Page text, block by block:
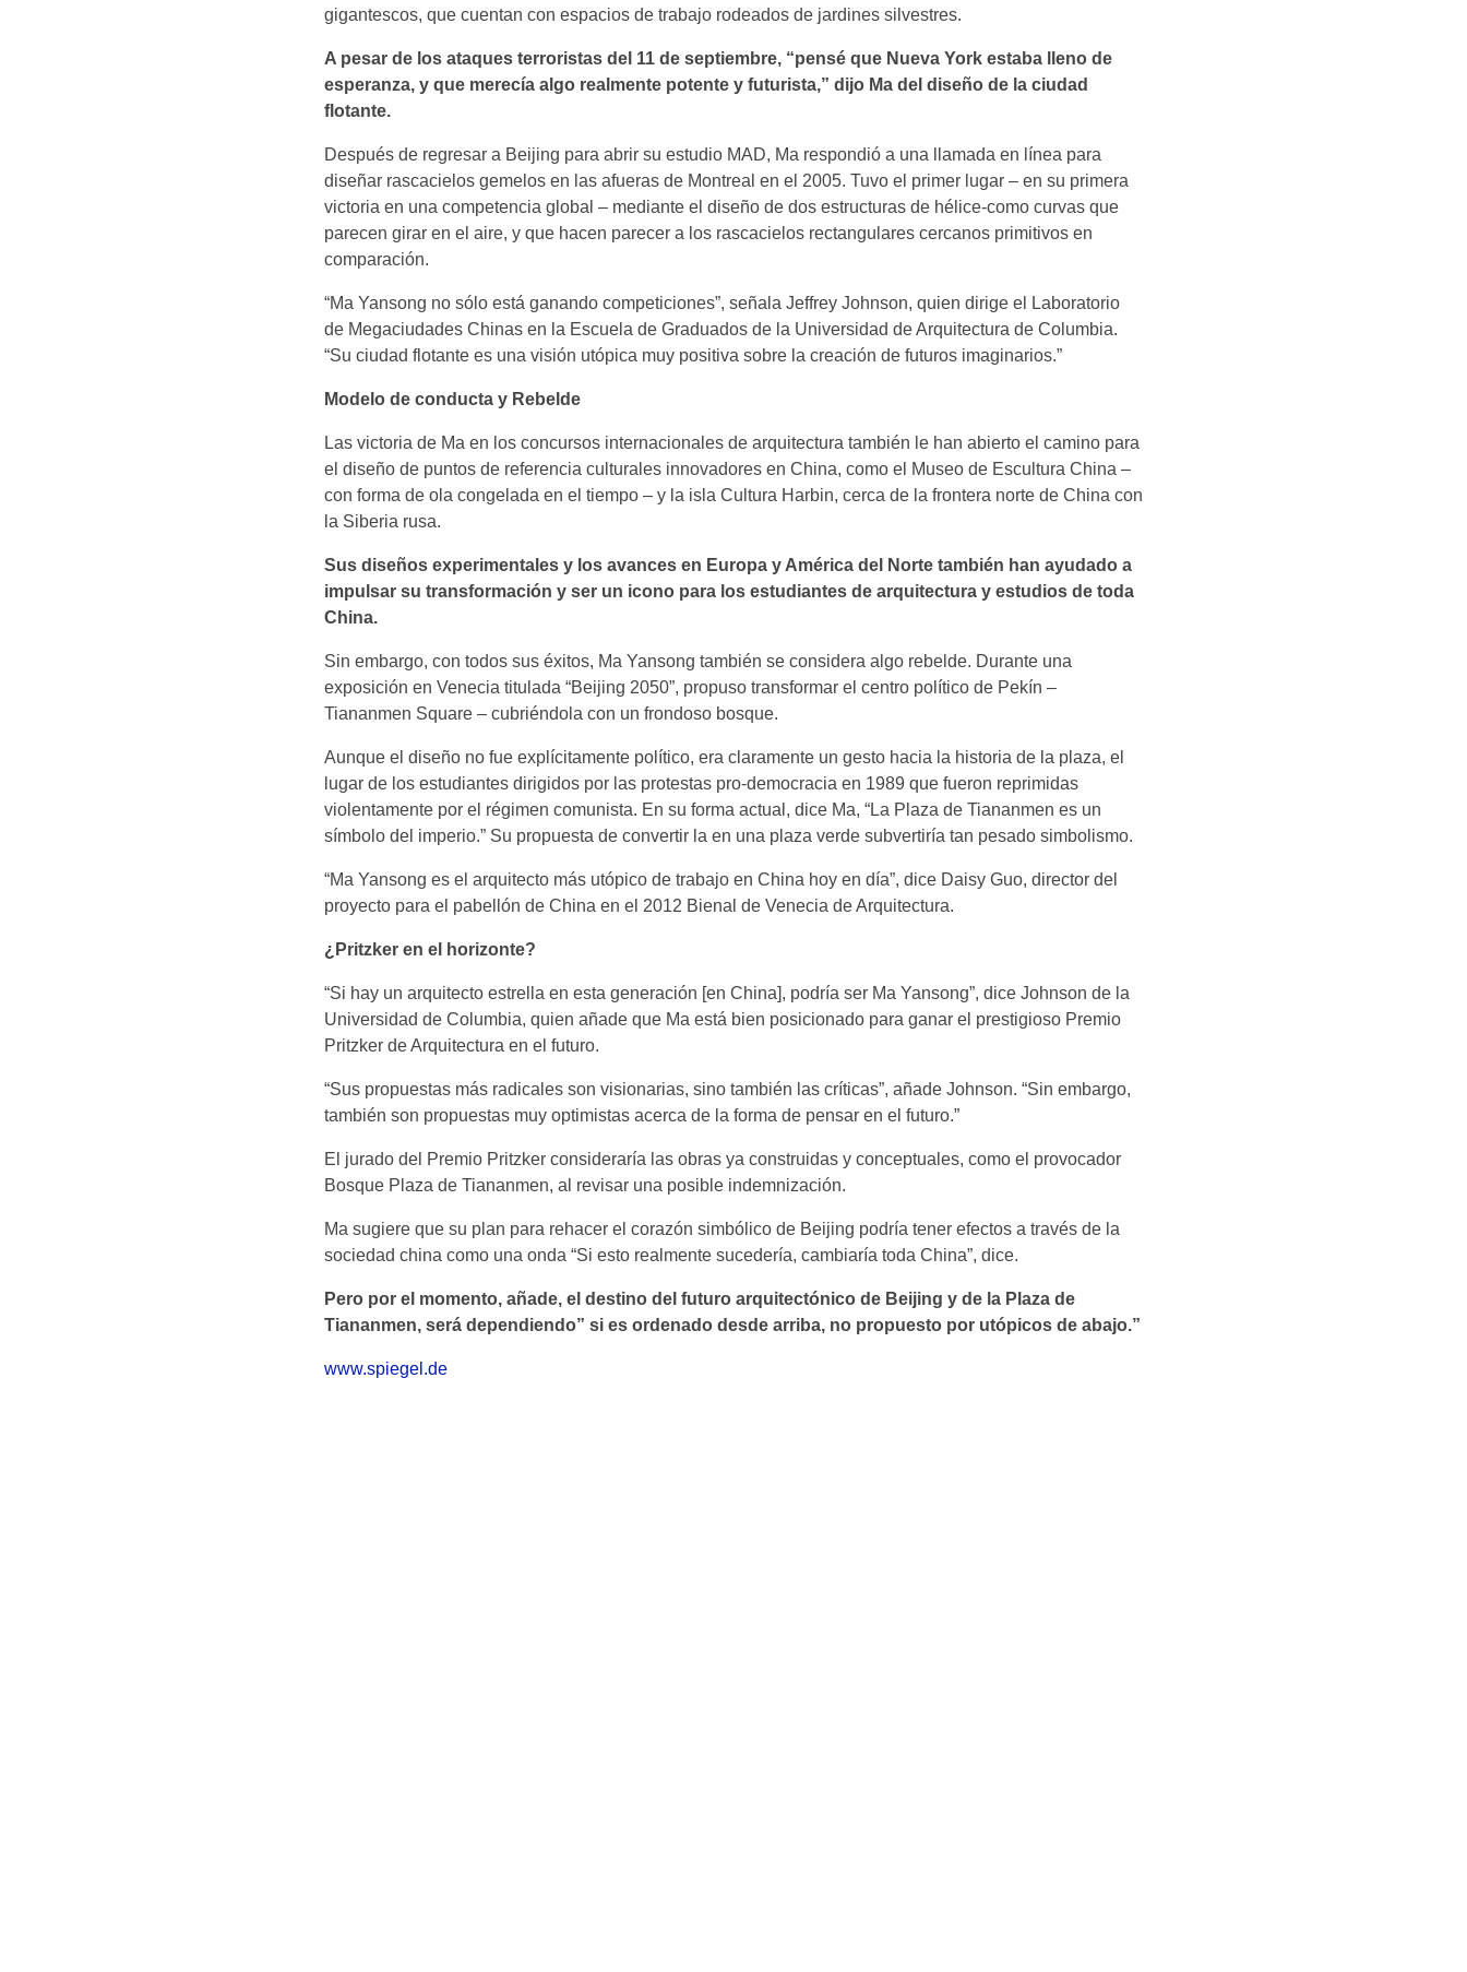
gigantescos, que cuentan con espacios de trabajo rodeados de jardines silvestres.
A pesar de los ataques terroristas del 11 de septiembre, “pensé que Nueva York estaba lleno de
esperanza, y que merecía algo realmente potente y futurista,” dijo Ma del diseño de la ciudad
flotante.
Después de regresar a Beijing para abrir su estudio MAD, Ma respondió a una llamada en línea para
diseñar rascacielos gemelos en las afueras de Montreal en el 2005. Tuvo el primer lugar – en su primera
victoria en una competencia global – mediante el diseño de dos estructuras de hélice-como curvas que
parecen girar en el aire, y que hacen parecer a los rascacielos rectangulares cercanos primitivos en
comparación.
“Ma Yansong no sólo está ganando competiciones”, señala Jeffrey Johnson, quien dirige el Laboratorio
de Megaciudades Chinas en la Escuela de Graduados de la Universidad de Arquitectura de Columbia.
“Su ciudad flotante es una visión utópica muy positiva sobre la creación de futuros imaginarios.”
Modelo de conducta y Rebelde
Las victoria de Ma en los concursos internacionales de arquitectura también le han abierto el camino para
el diseño de puntos de referencia culturales innovadores en China, como el Museo de Escultura China –
con forma de ola congelada en el tiempo – y la isla Cultura Harbin, cerca de la frontera norte de China con
la Siberia rusa.
Sus diseños experimentales y los avances en Europa y América del Norte también han ayudado a
impulsar su transformación y ser un icono para los estudiantes de arquitectura y estudios de toda
China.
Sin embargo, con todos sus éxitos, Ma Yansong también se considera algo rebelde. Durante una
exposición en Venecia titulada “Beijing 2050”, propuso transformar el centro político de Pekín –
Tiananmen Square – cubriéndola con un frondoso bosque.
Aunque el diseño no fue explícitamente político, era claramente un gesto hacia la historia de la plaza, el
lugar de los estudiantes dirigidos por las protestas pro-democracia en 1989 que fueron reprimidas
violentamente por el régimen comunista. En su forma actual, dice Ma, “La Plaza de Tiananmen es un
símbolo del imperio.” Su propuesta de convertir la en una plaza verde subvertiría tan pesado simbolismo.
“Ma Yansong es el arquitecto más utópico de trabajo en China hoy en día”, dice Daisy Guo, director del
proyecto para el pabellón de China en el 2012 Bienal de Venecia de Arquitectura.
¿Pritzker en el horizonte?
“Si hay un arquitecto estrella en esta generación [en China], podría ser Ma Yansong”, dice Johnson de la
Universidad de Columbia, quien añade que Ma está bien posicionado para ganar el prestigioso Premio
Pritzker de Arquitectura en el futuro.
“Sus propuestas más radicales son visionarias, sino también las críticas”, añade Johnson. “Sin embargo,
también son propuestas muy optimistas acerca de la forma de pensar en el futuro.”
El jurado del Premio Pritzker consideraría las obras ya construidas y conceptuales, como el provocador
Bosque Plaza de Tiananmen, al revisar una posible indemnización.
Ma sugiere que su plan para rehacer el corazón simbólico de Beijing podría tener efectos a través de la
sociedad china como una onda “Si esto realmente sucedería, cambiaría toda China”, dice.
Pero por el momento, añade, el destino del futuro arquitectónico de Beijing y de la Plaza de
Tiananmen, será dependiendo” si es ordenado desde arriba, no propuesto por utópicos de abajo.”
www.spiegel.de